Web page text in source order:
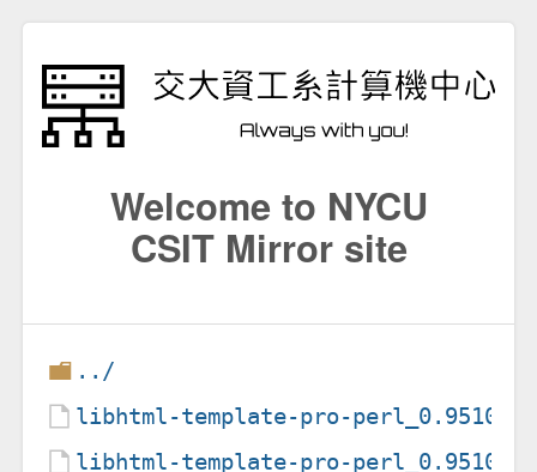
Welcome to NYCU
CSIT Mirror site
../
libhtml-template-pro-perl_0.9510-
libhtml-template-pro-perl_0.9510-